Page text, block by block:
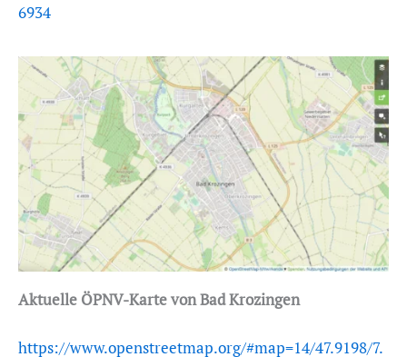
6934
Aktuelle ÖPNV-Karte von Bad Krozingen
https://www.openstreetmap.org/#map=14/47.9198/7.